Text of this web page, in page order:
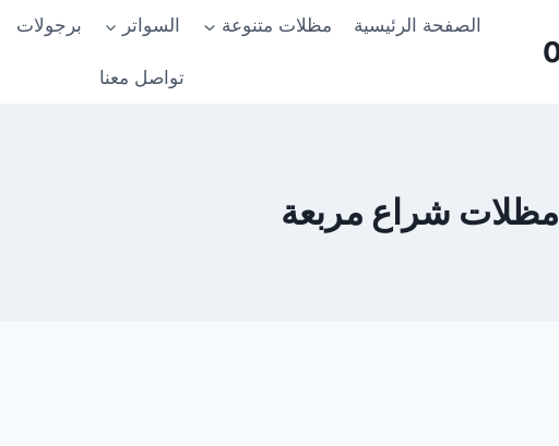
الصفحة الرئيسية مظلات متنوعة السواتر برجولات
تواصل معنا
مظلات شراع مربعة